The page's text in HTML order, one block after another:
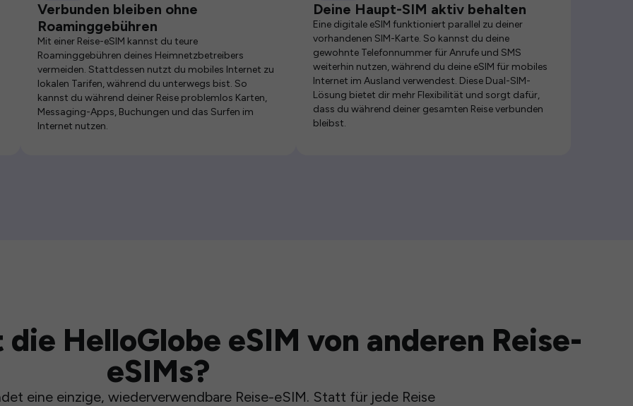
Verbunden bleiben ohne
Roaminggebühren
Mit einer Reise-eSIM kannst du teure
Roaminggebühren deines Heimnetzbetreibers
vermeiden. Stattdessen nutzt du mobiles Internet zu
lokalen Tarifen, während du unterwegs bist. So
kannst du während deiner Reise problemlos Karten,
Messaging-Apps, Buchungen und das Surfen im
Internet nutzen.
Deine Haupt-SIM aktiv behalten
Eine digitale eSIM funktioniert parallel zu deiner
vorhandenen SIM-Karte. So kannst du deine
gewohnte Telefonnummer für Anrufe und SMS
weiterhin nutzen, während du deine eSIM für mobiles
Internet im Ausland verwendest. Diese Dual-SIM-
Lösung bietet dir mehr Flexibilität und sorgt dafür,
dass du während deiner gesamten Reise verbunden
bleibst.
HelloGlobe eSIM von anderen Reise-
eSIMs?
eine einzige, wiederverwendbare Reise-eSIM. Statt für jede Reise